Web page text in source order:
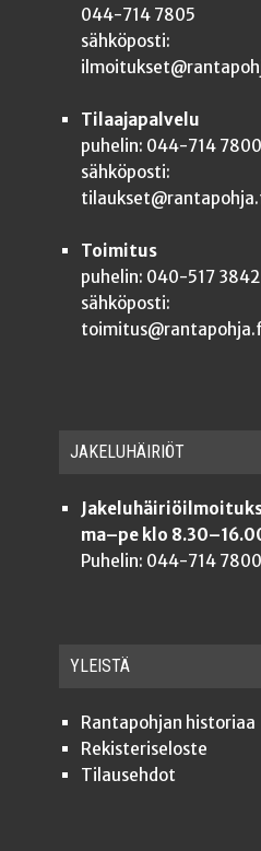
044-714 7805
sähköposti:
Tilaajapalvelu
puhelin: 044-714 7800
sähköposti:
Toimitus
puhelin: 040-517 3842
sähköposti:
JAKE­LU­HÄI­RIÖT
ma–pe klo
Puhelin: 044-714 7800
YLEISTÄ
Ran­ta­poh­jan historiaa
Rekis­te­ri­se­los­te
Tilauseh­dot